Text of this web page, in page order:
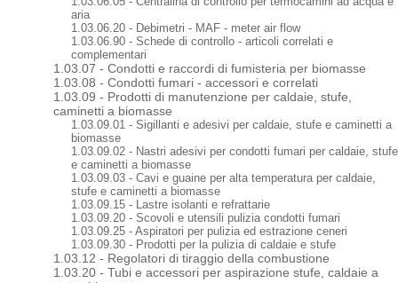
aria
1.03.06.20 - Debimetri - MAF - meter air flow
1.03.06.90 - Schede di controllo - articoli correlati e
complementari
1.03.07 - Condotti e raccordi di fumisteria per biomasse
1.03.08 - Condotti fumari - accessori e correlati
1.03.09 - Prodotti di manutenzione per caldaie, stufe,
caminetti a biomasse
1.03.09.01 - Sigillanti e adesivi per caldaie, stufe e caminetti a
biomasse
1.03.09.02 - Nastri adesivi per condotti fumari per caldaie, stufe
e caminetti a biomasse
1.03.09.03 - Cavi e guaine per alta temperatura per caldaie,
stufe e caminetti a biomasse
1.03.09.15 - Lastre isolanti e refrattarie
1.03.09.20 - Scovoli e utensili pulizia condotti fumari
1.03.09.25 - Aspiratori per pulizia ed estrazione ceneri
1.03.09.30 - Prodotti per la pulizia di caldaie e stufe
1.03.12 - Regolatori di tiraggio della combustione
1.03.20 - Tubi e accessori per aspirazione stufe, caldaie a